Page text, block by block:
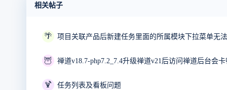
相关帖子
🌴 项目关联产品后新建任务里面的所属模块下拉菜单无
🦉 禅道v18.7-php7.2_7.4升级禅道v21后访问禅道后台会卡
🍹 任务列表及看板问题